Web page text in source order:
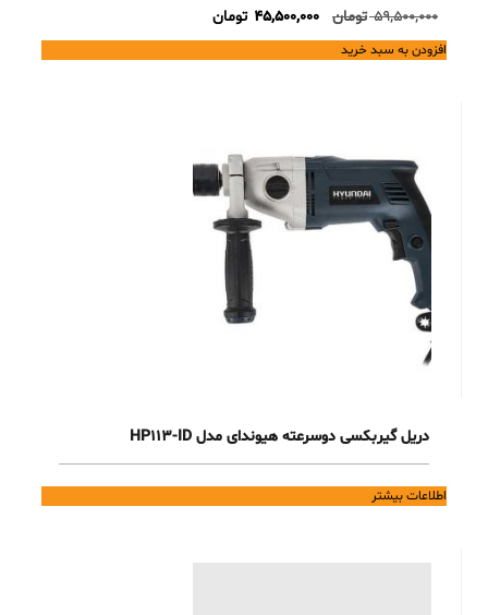
59,500,000 تومان
Original
price
was:
45,500,000 تومانCurrent
price
is:
افزودن به سبد خرید
دریل گیربکسی دوسرعته هیوندای مدل HP113-ID
اطلاعات بیشتر